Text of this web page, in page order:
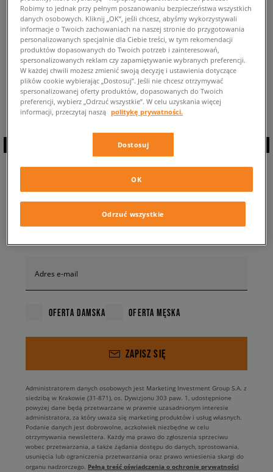
POWRÓT DO SKLEPU
Aktualnie przeglądasz: Puma She Moves Us ⭐ Liczba dostępnych
produktów w tej promocji: 0 ✅
ZAPISZ SIĘ DO
NEWSLETTERA
Adres e-mail
OFERTA DAMSKA OFERTA MĘSKA
ZAPISZ SIĘ
Administratorem danych osobowych jest Marketing Investment Group S.A. z
siedzibą w Krakowie (31-871), os. Dywizjonu 303 paw. 1, udostępnione
powyżej dane będą przetwarzane w prawnie uzasadnionym interesie
administratora, za który uważa się marketing produktów i usług własnych.
Podanie danych jest dobrowolne, aczkolwiek niezbędne w celu
otrzymywania newslettera. Każdy ma prawo do zgłoszenia sprzeciwu
wobec przetwarzania, a także żądania dostępu do danych, sprostowania,
usunięcia lub ograniczenia przetwarzania oraz prawo wniesienia skargi do
organu nadzorczego. Pełną treść oświadczenia o ochronie prywatności
Robimy to jednak przy pełnym poszanowaniu bezpieczeństwa wszystkich
danych osobowych. Kliknij „OK”, jeśli chcesz, abyśmy wykorzystywali
informacje o Twoich zachowaniach na naszej stronie do przygotowania
personalizowanych specjalnie dla Ciebie treści, w tym rekomendacji
produktów dopasowanych do Twoich potrzeb i zainteresowań,
spersonalizowanych reklam czy zapamiętywanie wybranych preferencji.
W każdej chwili możesz zmienić swoją decyzję i ustawienia dotyczące
plików cookie wybierając „Dostosuj”. Jeśli nie chcesz otrzymywać
spersonalizowanej oferty produktów, dopasowanych do Twoich
preferencji, wybierz „Odrzuć wszystkie”. W celu uzyskania więcej
informacji, przeczytaj naszą politykę prywatności.
Dostosuj
Odrzuć wszystkie
OK